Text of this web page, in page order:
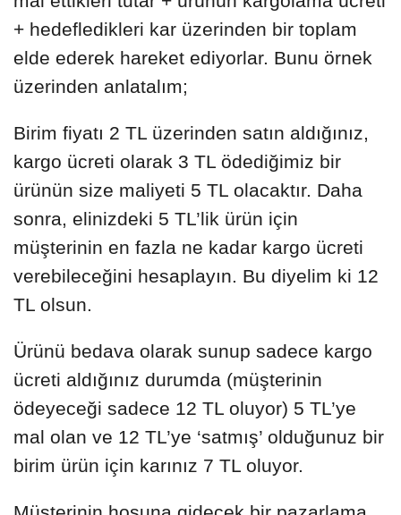
+ hedefledikleri kar üzerinden bir toplam
elde ederek hareket ediyorlar. Bunu örnek
üzerinden anlatalım;
Birim fiyatı 2 TL üzerinden satın aldığınız,
kargo ücreti olarak 3 TL ödediğimiz bir
ürünün size maliyeti 5 TL olacaktır. Daha
sonra, elinizdeki 5 TL’lik ürün için
müşterinin en fazla ne kadar kargo ücreti
verebileceğini hesaplayın. Bu diyelim ki 12
TL olsun.
Ürünü bedava olarak sunup sadece kargo
ücreti aldığınız durumda (müşterinin
ödeyeceği sadece 12 TL oluyor) 5 TL’ye
mal olan ve 12 TL’ye ‘satmış’ olduğunuz bir
birim ürün için karınız 7 TL oluyor.